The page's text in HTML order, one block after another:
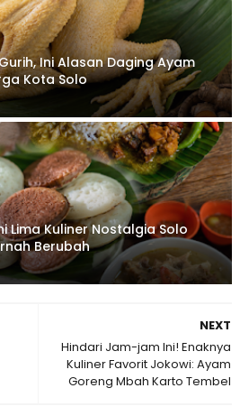
Ini Alasan Daging Ayam
Kota Solo
Lima Kuliner Nostalgia Solo
Berubah
NEXT
Hindari Jam-jam Ini! Enaknya
Kuliner Favorit Jokowi: Ayam
Goreng Mbah Karto Tembel